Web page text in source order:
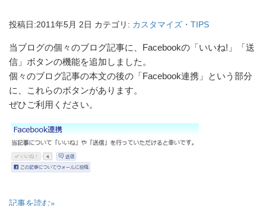
投稿日:2011年5月 2日 カテゴリ: カスタマイズ・TIPS
当ブログの個々のブログ記事に、Facebookの「いいね!」「送
信」ボタンの機能を追加しました。
個々のブログ記事の本文の後の「Facebook連携」という部分
に、これらのボタンがあります。
ぜひご利用ください。
記事を読む